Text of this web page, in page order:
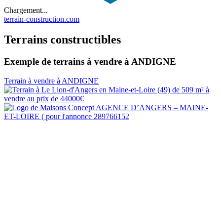
Chargement...
terrain-construction.com
Terrains constructibles
Exemple de terrains à vendre à ANDIGNE
Terrain à vendre à ANDIGNE